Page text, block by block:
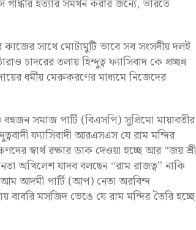
হত্যার সমর্থন করার জন্যে, ভারতে
কাজের সাথে মোটামুটি ভাবে সব সংসদীয় দলই
চাদরের তলায় হিন্দুত্ব ফ্যাসিবাদ কে প্রচ্ছন্ন
ধর্মীয় মেরুকরণের মাধ্যমে নিজেদের
সমাজ পার্টি (বিএসপি) সুপ্রিমো মায়াবতীর
ফ্যাসিবাদী আরএসএস যে রাম মন্দির
স্বার্থ রক্ষার ডাক দেওয়া হচ্ছে আর “জয় শ্রী
অখিলেশ যাদব বলছেন “রাম রাজত্ব” নাকি
আম আদমী পার্টি (আপ) নেতা অরবিন্দ
মসজিদ ভেঙে যে রাম মন্দির তৈরি হচ্ছে